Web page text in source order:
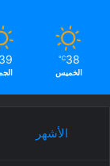
38
℃
الخميس
39
الأشهر